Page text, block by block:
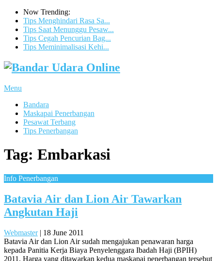
Now Trending:
Tips Menghindari Rasa Sa...
Tips Saat Menunggu Pesaw...
Tips Cegah Pencurian Bag...
Tips Meminimalisasi Kehi...
Menu
Bandara
Maskapai Penerbangan
Pesawat Terbang
Tips Penerbangan
Tag: Embarkasi
Info Penerbangan
Batavia Air dan Lion Air Tawarkan
Angkutan Haji
Webmaster| 18 June 2011
Batavia Air dan Lion Air sudah mengajukan penawaran harga
kepada Panitia Kerja Biaya Penyelenggara Ibadah Haji (BPIH)
2011. Harga yang ditawarkan kedua maskapai penerbangan tersebut